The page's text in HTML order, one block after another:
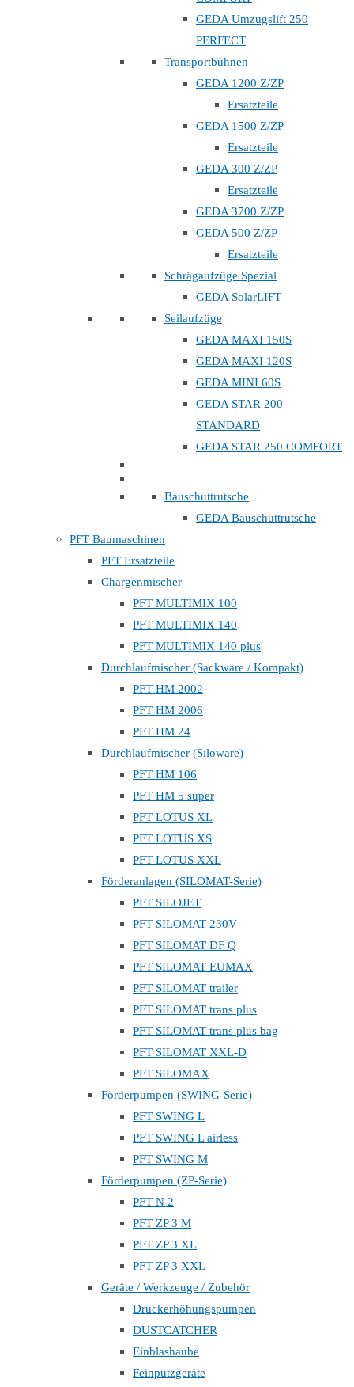
GEDA Umzugslift 250
PERFECT
Transportbühnen
GEDA 1200 Z/ZP
Ersatzteile
GEDA 1500 Z/ZP
Ersatzteile
GEDA 300 Z/ZP
Ersatzteile
GEDA 3700 Z/ZP
GEDA 500 Z/ZP
Ersatzteile
Schrägaufzüge Spezial
GEDA SolarLIFT
Seilaufzüge
GEDA MAXI 150S
GEDA MAXI 120S
GEDA MINI 60S
GEDA STAR 200
STANDARD
GEDA STAR 250 COMFORT
Bauschuttrutsche
GEDA Bauschuttrutsche
PFT Baumaschinen
PFT Ersatzteile
Chargenmischer
PFT MULTIMIX 100
PFT MULTIMIX 140
PFT MULTIMIX 140 plus
Durchlaufmischer (Sackware / Kompakt)
PFT HM 2002
PFT HM 2006
PFT HM 24
Durchlaufmischer (Siloware)
PFT HM 106
PFT HM 5 super
PFT LOTUS XL
PFT LOTUS XS
PFT LOTUS XXL
Förderanlagen (SILOMAT-Serie)
PFT SILOJET
PFT SILOMAT 230V
PFT SILOMAT DF Q
PFT SILOMAT EUMAX
PFT SILOMAT trailer
PFT SILOMAT trans plus
PFT SILOMAT trans plus bag
PFT SILOMAT XXL-D
PFT SILOMAX
Förderpumpen (SWING-Serie)
PFT SWING L
PFT SWING L airless
PFT SWING M
Förderpumpen (ZP-Serie)
PFT N 2
PFT ZP 3 M
PFT ZP 3 XL
PFT ZP 3 XXL
Geräte / Werkzeuge / Zubehör
Druckerhöhungspumpen
DUSTCATCHER
Einblashaube
Feinputzgeräte